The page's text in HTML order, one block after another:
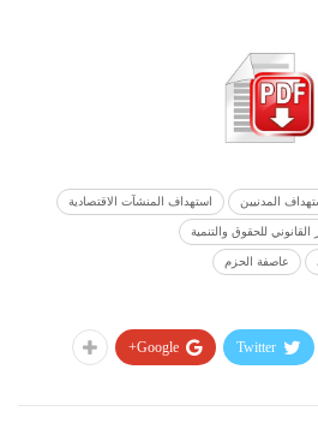
المدنيين استهداف المنشآت الاقتصادية
القانوني للحقوق والتنمية
عاصفة الحزم
Twitter
Google+